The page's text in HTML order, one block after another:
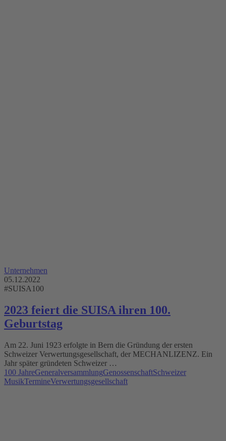
Unternehmen
05.12.2022
#SUISA100
2023 feiert die SUISA ihren 100.
Geburtstag
Am 22. Juni 1923 erfolgte in Bern die Gründung der ersten
Schweizer Verwertungsgesellschaft, der MECHANLIZENZ. Ein
Jahr später gründeten Schweizer …
100 JahreGeneralversammlungGenossenschaftSchweizer
MusikTermineVerwertungsgesellschaft